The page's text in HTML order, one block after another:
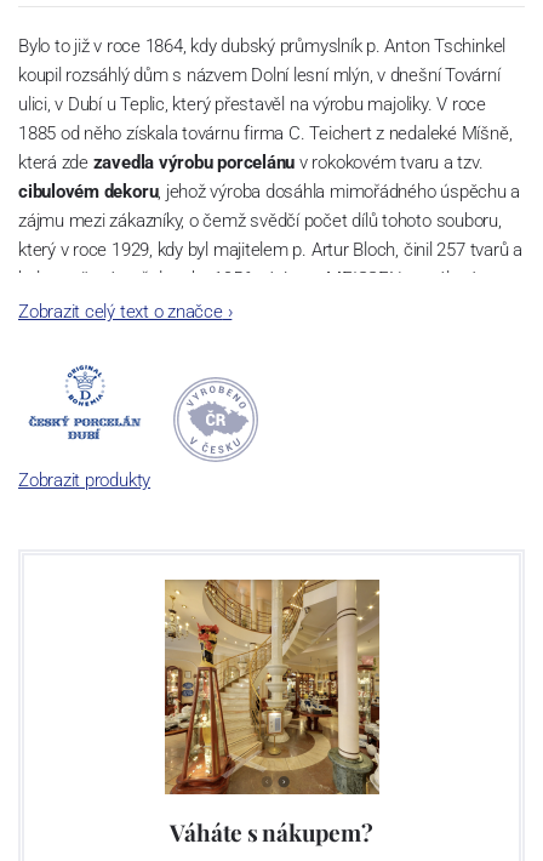
Bylo to již v roce 1864, kdy dubský průmyslník p. Anton Tschinkel
koupil rozsáhlý dům s názvem Dolní lesní mlýn, v dnešní Tovární
ulici, v Dubí u Teplic, který přestavěl na výrobu majoliky. V roce
1885 od něho získala továrnu firma C. Teichert z nedaleké Míšně,
která zde zavedla výrobu porcelánu v rokokovém tvaru a tzv.
cibulovém dekoru, jehož výroba dosáhla mimořádného úspěchu a
zájmu mezi zákazníky, o čemž svědčí počet dílů tohoto souboru,
který v roce 1929, kdy byl majitelem p. Artur Bloch, činil 257 tvarů a
byl označován až do roku 1956 nápisem MEISSEN v oválovém
rámečku.
počet jeho dílů v cibulovém provedení je 850 tvarů. Tyto výrobky
jsou garantovány Asociací sklářského a keramického průmyslu
České republiky jako „Český výrobek
Zobrazit celý text o značce›
Zobrazit produkty
Váháte s nákupem?